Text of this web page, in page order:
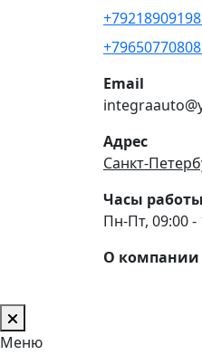
Email
Адрес
Санкт-
Часы работы
Пн-Пт, 09:00 -
О компании
Меню